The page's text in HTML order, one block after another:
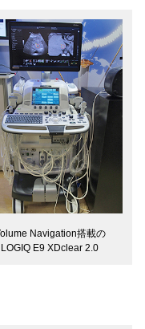
Navigation搭載の
LOGIQ E9 XDclear 2.0